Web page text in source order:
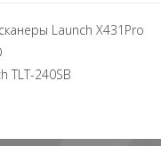
Launch X431Pro
TLT-240SB